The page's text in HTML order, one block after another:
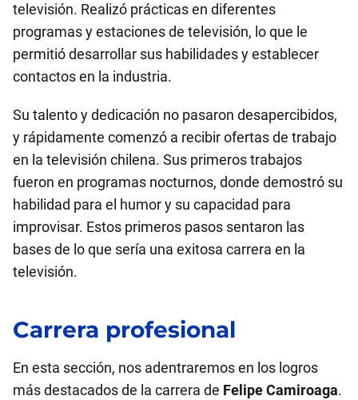
televisión. Realizó prácticas en diferentes
programas y estaciones de televisión, lo que le
permitió desarrollar sus habilidades y establecer
contactos en la industria.
Su talento y dedicación no pasaron desapercibidos,
y rápidamente comenzó a recibir ofertas de trabajo
en la televisión chilena. Sus primeros trabajos
fueron en programas nocturnos, donde demostró su
habilidad para el humor y su capacidad para
improvisar. Estos primeros pasos sentaron las
bases de lo que sería una exitosa carrera en la
televisión.
Carrera profesional
En esta sección, nos adentraremos en los logros
más destacados de la carrera de Felipe Camiroaga.